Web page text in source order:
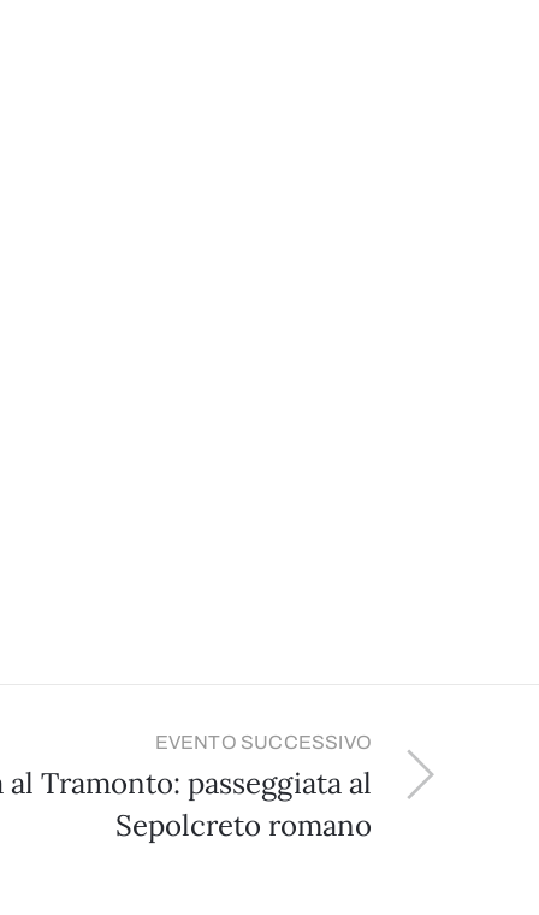
EVENTO SUCCESSIVO
Tramonto: passeggiata al
Sepolcreto romano